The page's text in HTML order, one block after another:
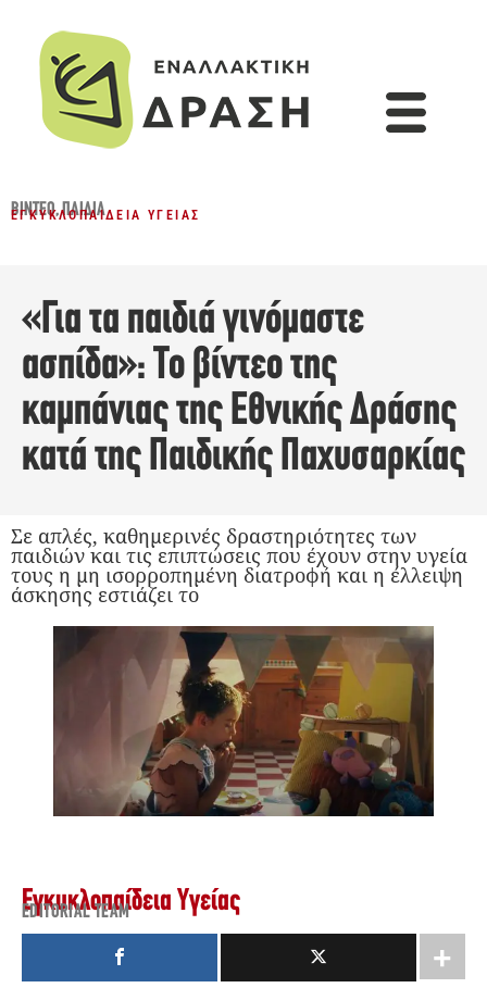
ΒΊΝΤΕΟ,ΠΑΙΔΙΆ
ΕΓΚΥΚΛΟΠΑΊΔΕΙΑ ΥΓΕΊΑΣ
«Για τα παιδιά γινόμαστε
ασπίδα»: To βίντεο της
καμπάνιας της Εθνικής Δράσης
κατά της Παιδικής Παχυσαρκίας
Σε απλές, καθημερινές δραστηριότητες των
παιδιών και τις επιπτώσεις που έχουν στην υγεία
τους η μη ισορροπημένη διατροφή και η έλλειψη
άσκησης εστιάζει το
Εγκυκλοπαίδεια Υγείας
EDITORIAL TEAM